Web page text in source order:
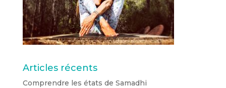
Articles récents
Comprendre les états de Samadhi